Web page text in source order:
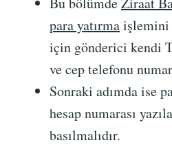
para yatırmaişlemini
için gönderici kendi
ve cep telefonu
Sonraki adımda ise
hesap numarası
basılmalıdır.